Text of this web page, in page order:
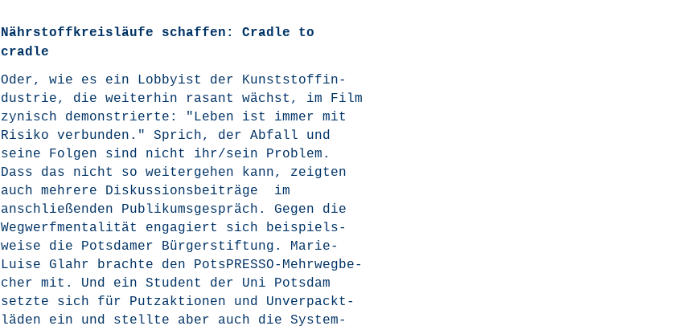
Nährstoffkreisläufe schaffen: Cradle to
cradle
Oder, wie es ein Lob­by­ist der Kunst­stoff­in­
dus­trie, die wei­ter­hin rasant wächst, im Film
zynisch demons­trier­te: "Leben ist immer mit
Risi­ko ver­bun­den." Sprich, der Abfall und
sei­ne Fol­gen sind nicht ihr/sein Pro­blem.
Dass das nicht so wei­ter­ge­hen kann, zeig­ten
auch meh­re­re Dis­kus­si­ons­bei­trä­ge im
anschlie­ßen­den Publi­kums­ge­spräch. Gegen die
Weg­werf­men­ta­li­tät enga­giert sich bei­spiels­
wei­se die Pots­da­mer Bür­ger­stif­tung. Marie-
Lui­se Glahr brach­te den Pots­PRES­SO-Mehr­weg­be­
cher mit. Und ein Stu­dent der Uni Pots­dam
setz­te sich für Putz­ak­tio­nen und Unver­packt­
lä­den ein und stell­te aber auch die Sys­tem­